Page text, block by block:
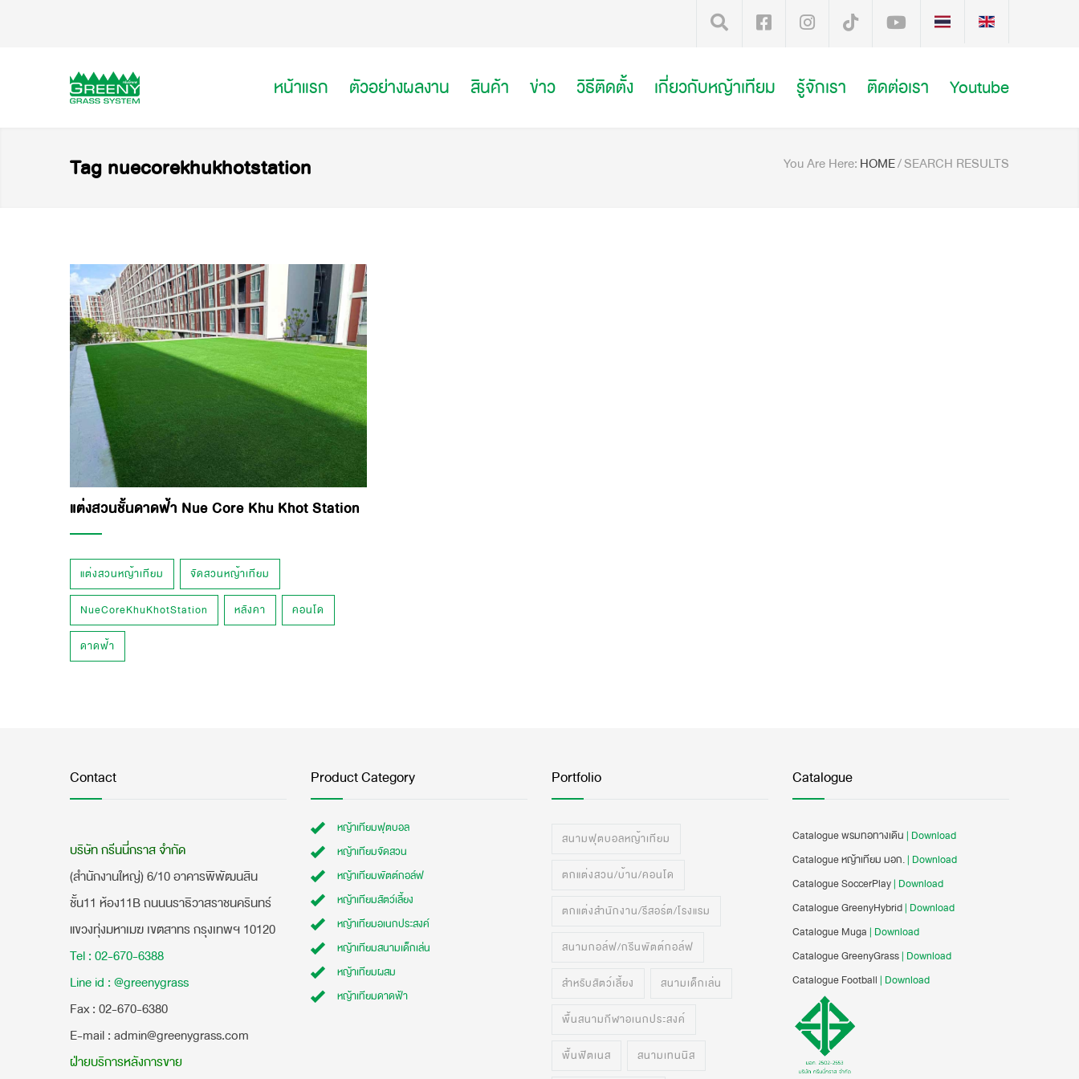
หน้าแรก ตัวอย่างผลงาน สินค้า ข่าว วิธีติดตั้ง เกี่ยวกับหญ้าเทียม รู้จักเรา ติดต่อเรา Youtube
Tag nuecorekhukhotstation You Are Here: HOME/SEARCH RESULTS
แต่งสวนชั้นดาดฟ้า Nue Core Khu Khot Station
แต่งสวนหญ้าเทียม จัดสวนหญ้าเทียม
NueCoreKhuKhotStation หลังคา คอนโด
ดาดฟ้า
Contact
บริษัท กรีนนี่กราส จำกัด
(สำนักงานใหญ่) 6/10 อาคารพิพัฒนสิน
ชั้น11 ห้อง11B ถนนนราธิวาสราชนครินทร์
แขวงทุ่งมหาเมฆ เขตสาทร กรุงเทพฯ 10120
Tel : 02-670-6388
Line id : @greenygrass
​Fax : 02-670-6380
E-mail : admin@greenygrass.com
ฝ่ายบริการหลังการขาย
Product Category
หญ้าเทียมฟุตบอล
หญ้าเทียมจัดสวน
หญ้าเทียมพัตต์กอล์ฟ
หญ้าเทียมสัตว์เลี้ยง
หญ้าเทียมอเนกประสงค์
หญ้าเทียมสนามเด็กเล่น
หญ้าเทียมผสม
หญ้าเทียมดาดฟ้า
Portfolio
สนามฟุตบอลหญ้าเทียม
ตกแต่งสวน/บ้าน/คอนโด
ตกแต่งสำนักงาน/รีสอร์ต/โรงแรม
สนามกอล์ฟ/กรีนพัตต์กอล์ฟ
สำหรับสัตว์เลี้ยง สนามเด็กเล่น
พื้นสนามกีฬาอเนกประสงค์
พื้นฟิตเนส สนามเทนนิส
Catalogue
Catalogue พรมทอทางเดิน | Download
Catalogue หญ้าเทียม มอก.| Download
Catalogue SoccerPlay| Download
Catalogue GreenyHybrid| Download
Catalogue Muga | Download
Catalogue GreenyGrass| Download
Catalogue Football | Download